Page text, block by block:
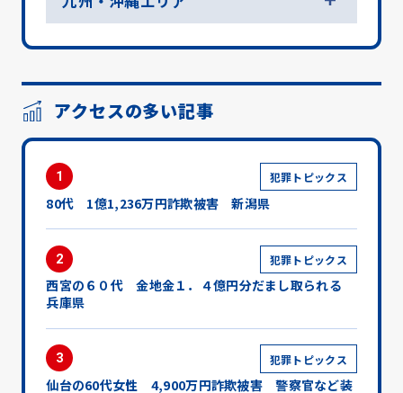
アクセスの多い記事
1 犯罪トピックス
80代 1億1,236万円詐欺被害 新潟県
2 犯罪トピックス
西宮の６０代 金地金１．４億円分だまし取られる
兵庫県
3 犯罪トピックス
仙台の60代女性 4,900万円詐欺被害 警察官など装